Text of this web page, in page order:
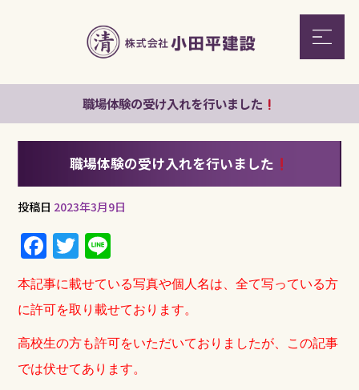
職場体験の受け入れを行いました
職場体験の受け入れを行いました
投稿日 2023年3月9日
F
a
c
e
b
o
T
w
it
te
r
n
e
本記事に載せている写真や個人名は、全て写っている方
に許可を取り載せております。
高校生の方も許可をいただいておりましたが、この記事
では伏せてあります。